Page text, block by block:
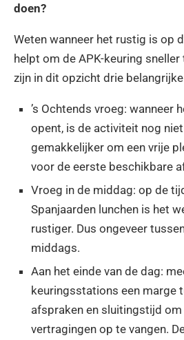
doen?
Weten wanneer het rustig is op
helpt om de APK-keuring sneller
zijn in dit opzicht drie
’s Ochtends vroeg: wanneer
opent, is de activiteit nog
gemakkelijker om een vrije
voor de eerste beschikbare
Vroeg in de middag: op de
Spanjaarden lunchen is het
rustiger. Dus ongeveer
middags.
Aan het einde van de dag:
keuringsstations een marge
afspraken en sluitingstijd om
vertragingen op te vangen.